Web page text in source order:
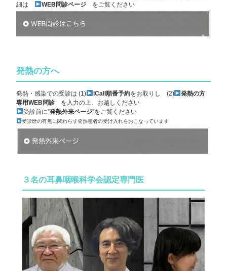
細は
WEB問診ページをご覧ください
発熱の方へ
発熱・感染での受診は (1) iCall順番予約をお取りし (2)
発熱の方
専用WEB問診 を入力の上、お越しください
受診前に”発熱外来ページ”をご覧ください
受診歴の有無に関わらず発熱患者の受け入れをおこなっています
３名の耳鼻咽喉科学会認定専門医